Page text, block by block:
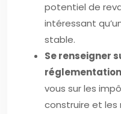
potentiel de
intéressant
stable.
Se renseigner
vous sur les
construire et